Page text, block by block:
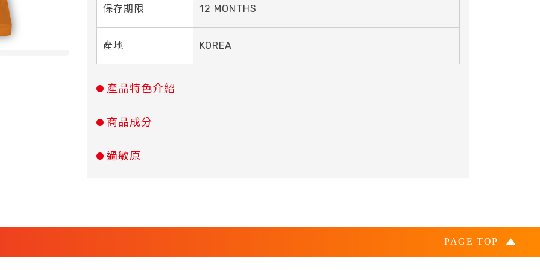
保存期限 12 MONTHS
產地 KOREA
產品特色介紹
商品成分
過敏原